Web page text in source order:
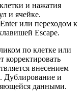
и нажатия
и ячейке.
или переходом к
Escape.
по клетке или
корректировать
внесением
Дублирование и
данными.